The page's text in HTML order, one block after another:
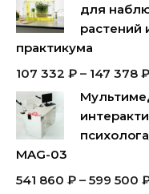
для
растений
практикума
107 332 ₽ – 147 378 ₽
MAG-03
541 860 ₽ – 599 500